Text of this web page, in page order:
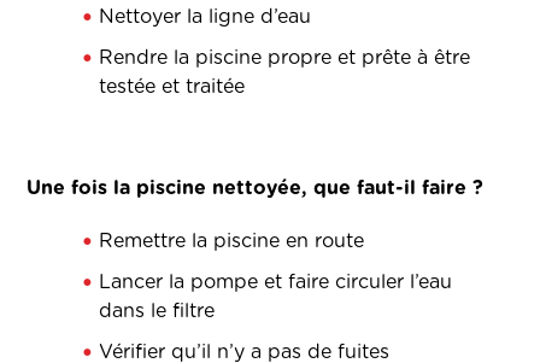
Nettoyer la ligne d’eau
Rendre la piscine propre et prête à être
testée et traitée
Une fois la piscine nettoyée, que faut-il faire ?
Remettre la piscine en route
Lancer la pompe et faire circuler l’eau
dans le filtre
Vérifier qu’il n’y a pas de fuites